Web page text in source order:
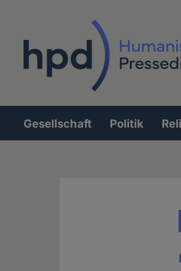
Hauptnavigation
Gesellschaft Politik